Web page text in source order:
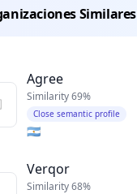
Similares
Agree
Similarity69%
Close semantic profile
🇦🇷
Verqor
Similarity68%